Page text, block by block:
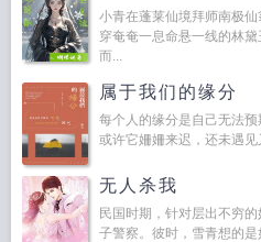
小青在蓬莱仙境拜师南极
穿奄奄一息命悬一线的林
而...
属于我们的缘分
每个人的缘分是自己无法
或许它姍姍来迟，还未遇
无人杀我
民国时期，针对层出不穷
子警察。彼时，雪青想的